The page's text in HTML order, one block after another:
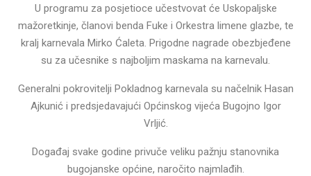
U programu za posjetioce učestvovat će Uskopaljske
mažoretkinje, članovi benda Fuke i Orkestra limene glazbe, te
kralj karnevala Mirko Ćaleta. Prigodne nagrade obezbjeđene
su za učesnike s najboljim maskama na karnevalu.
Generalni pokrovitelji Pokladnog karnevala su načelnik Hasan
Ajkunić i predsjedavajući Općinskog vijeća Bugojno Igor
Vrljić.
Događaj svake godine privuče veliku pažnju stanovnika
bugojanske općine, naročito najmlađih.